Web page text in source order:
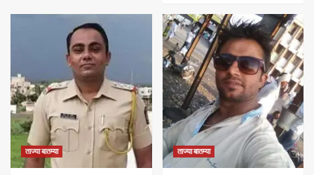
ताज्या बातम्या ताज्या बातम्या